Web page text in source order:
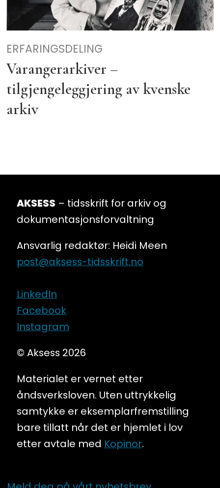
ERFARINGSDELING
Varangerarkiver –
tilgjengeleggjering av kvenske
arkiv
AKSESS – tidsskrift for arkiv og
dokumentasjonsforvaltning
Ansvarlig redaktør: Heidi Meen
post@aksess-tidsskrift.no
LinkedIn
Facebook
Instagram
© Aksess 2026
Materialet er vernet etter
åndsverksloven. Uten uttrykkelig
samtykke er eksemplarfremstilling
bare tillatt når det er hjemlet i lov
etter avtale med Kopinor.